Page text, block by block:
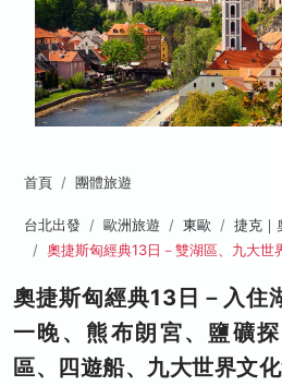
首頁 團體旅遊
台北出發 歐洲旅遊 東歐
捷克｜
奧捷斯匈經典13日－雙湖區、九大世
奧捷斯匈經典13日－入住
一晚、熊布朗宮、鹽礦
區、四遊船、九大世界文